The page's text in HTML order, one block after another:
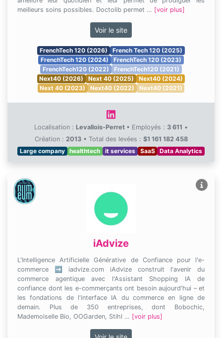
meilleurs soins possibles. Doctolib permet … [voir plus]
Voir le site
FrenchTech 120 (2026)
French Tech 120 (2025)
FrenchTech 120 (2024)
FrenchTech 120 (2023)
FrenchTech120 (2022)
FrenchTech120 (2021)
Next40 (2026)
Next 40 (2025)
Next40 (2024)
Next 40 (2023)
Next40 (2022) Next40 (2021)
Localisation : Levallois-Perret • Employés : 3 611 •
Création : 2013 • Total des levées : $1 161 182 458
Large company
healthtech it services SaaS Data Analytics
iAdvize
L'Intelligence Artificielle Générative de Confiance pour l'e-
commerce ➡ iadvize.com iAdvize construit l'avenir du
commerce agentique avec l'Assistant Shopping IA de
confiance dont les e-commerçants ont besoin aujourd'hui – et
les fondations de l'interface IA du commerce en ligne de
demain. Plus de 350 entreprises, dont Bobochic,
Mademoiselle Bio, OOGarden, Stihl … [voir plus]